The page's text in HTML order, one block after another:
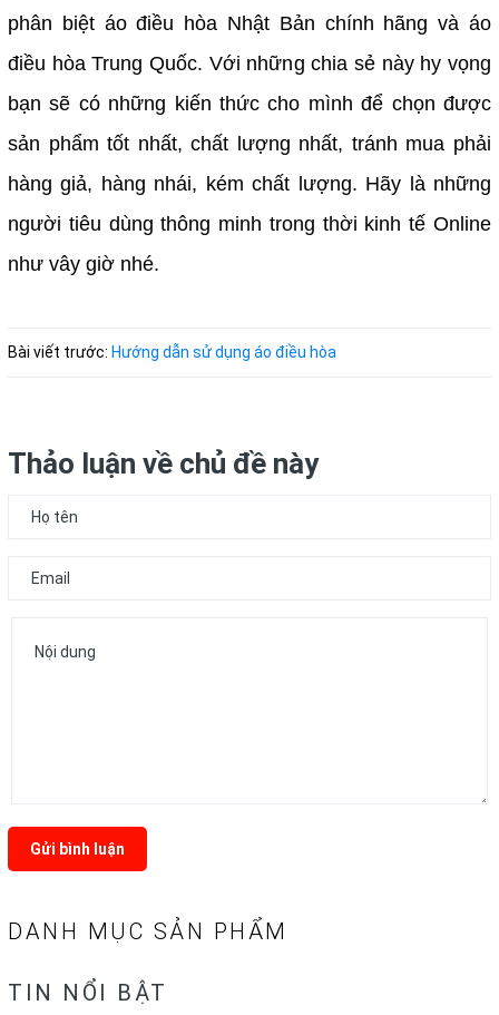
DANH MỤC SẢN PHẨM
TIN NỔI BẬT
phân biệt áo điều hòa Nhật Bản chính hãng và áo
điều hòa Trung Quốc. Với những chia sẻ này hy vọng
bạn sẽ có những kiến thức cho mình để chọn được
sản phẩm tốt nhất, chất lượng nhất, tránh mua phải
hàng giả, hàng nhái, kém chất lượng. Hãy là những
người tiêu dùng thông minh trong thời kinh tế Online
như vây giờ nhé.
Bài viết trước: Hướng dẫn sử dụng áo điều hòa
Thảo luận về chủ đề này
Gửi bình luận